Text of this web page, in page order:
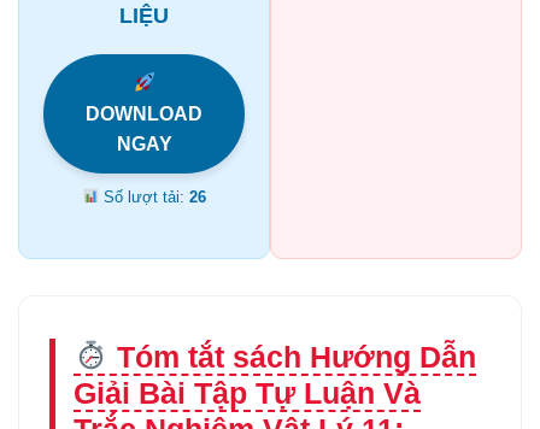
LIỆU
DOWNLOAD
NGAY
Số lượt tải:26
Tóm tắt sách Hướng Dẫn
Giải Bài Tập Tự Luận Và